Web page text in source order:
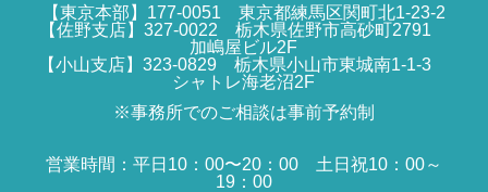
【東京本部】177-0051 東京都練馬区関町北1-23-2
【佐野支店】327-0022 栃木県佐野市高砂町2791
加嶋屋ビル2F
【小山支店】323-0829 栃木県小山市東城南1-1-3
シャトレ海老沼2F
※事務所でのご相談は事前予約制
営業時間：平日10：00〜20：00 土日祝10：00～
19：00